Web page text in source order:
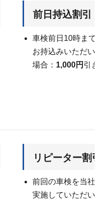
前日持込割引
車検前日10時まで
お持込みいただいた
場合： 1,000円 引き
リピーター割引
前回の車検を当社で
実施していただいた